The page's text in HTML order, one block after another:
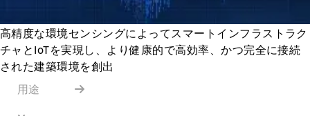
高精度な環境センシングによってスマートインフラストラク
チャとIoTを実現し、より健康的で高効率、かつ完全に接続
された建築環境を創出
用途